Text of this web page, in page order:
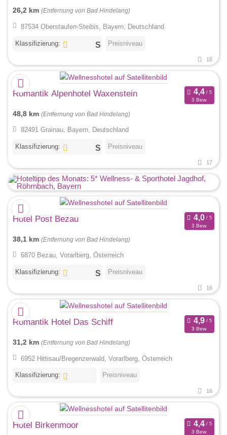
26,2 km (Entfernung von Bad Hindelang)
87534 Oberstaufen-Steibis, Bayern, Deutschland
Klassifizierung: Preisniveau
18
Romantik Alpenhotel Waxenstein
3 Bew.
48,8 km (Entfernung von Bad Hindelang)
82491 Grainau, Bayern, Deutschland
Klassifizierung: Preisniveau
17
Hotel Post Bezau
3 Bew.
38,1 km (Entfernung von Bad Hindelang)
6870 Bezau, Vorarlberg, Österreich
Klassifizierung: Preisniveau
16
Romantik Hotel Das Schiff
3 Bew.
31,2 km (Entfernung von Bad Hindelang)
6952 Hittisau/Bregenzerwald, Vorarlberg, Österreich
Klassifizierung: Preisniveau
16
Hotel Birkenmoor
3 Bew.